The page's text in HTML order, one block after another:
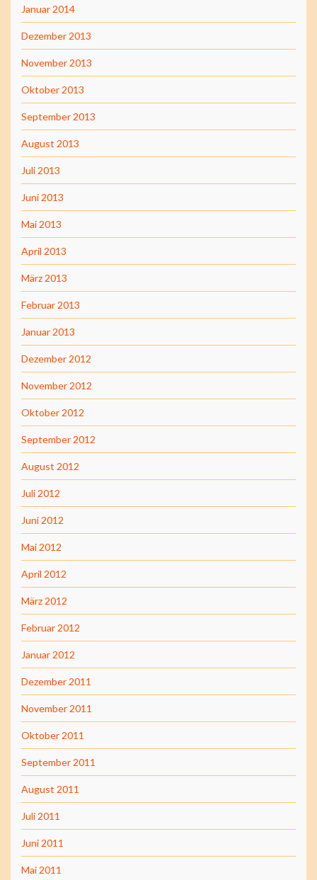
Januar 2014
Dezember 2013
November 2013
Oktober 2013
September 2013
August 2013
Juli 2013
Juni 2013
Mai 2013
April 2013
März 2013
Februar 2013
Januar 2013
Dezember 2012
November 2012
Oktober 2012
September 2012
August 2012
Juli 2012
Juni 2012
Mai 2012
April 2012
März 2012
Februar 2012
Januar 2012
Dezember 2011
November 2011
Oktober 2011
September 2011
August 2011
Juli 2011
Juni 2011
Mai 2011